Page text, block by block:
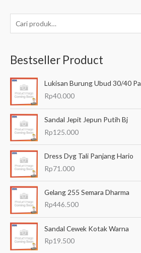
e
c
a
u
n
u
Bestseller Product
Lukisan Burung Ubud 30/40 Pa
Rp40.000
Sandal Jepit Jepun Putih Bj
Rp125.000
Dress Dyg Tali Panjang Hario
Rp71.000
Gelang 255 Semara Dharma
Rp446.500
Sandal Cewek Kotak Warna
Rp19.500